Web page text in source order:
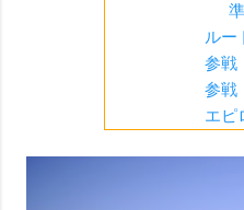
ルー
参戦
参戦
エピ